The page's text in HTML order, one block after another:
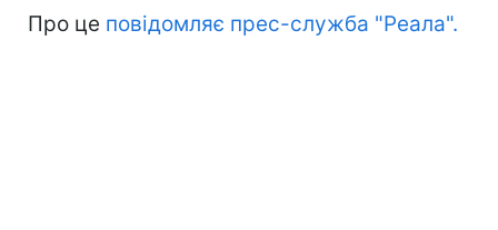
Про це повідомляє прес-служба "Реала".